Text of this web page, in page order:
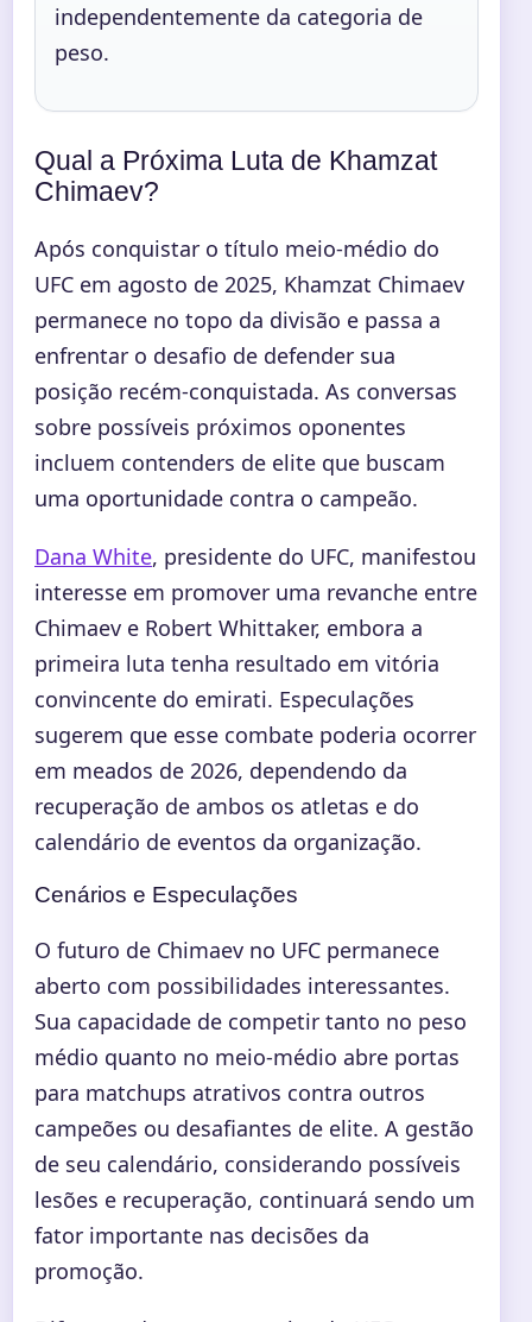
independentemente da categoria de
peso.
Qual a Próxima Luta de Khamzat
Chimaev?
Após conquistar o título meio-médio do
UFC em agosto de 2025, Khamzat Chimaev
permanece no topo da divisão e passa a
enfrentar o desafio de defender sua
posição recém-conquistada. As conversas
sobre possíveis próximos oponentes
incluem contenders de elite que buscam
uma oportunidade contra o campeão.
Dana White, presidente do UFC, manifestou
interesse em promover uma revanche entre
Chimaev e Robert Whittaker, embora a
primeira luta tenha resultado em vitória
convincente do emirati. Especulações
sugerem que esse combate poderia ocorrer
em meados de 2026, dependendo da
recuperação de ambos os atletas e do
calendário de eventos da organização.
Cenários e Especulações
O futuro de Chimaev no UFC permanece
aberto com possibilidades interessantes.
Sua capacidade de competir tanto no peso
médio quanto no meio-médio abre portas
para matchups atrativos contra outros
campeões ou desafiantes de elite. A gestão
de seu calendário, considerando possíveis
lesões e recuperação, continuará sendo um
fator importante nas decisões da
promoção.